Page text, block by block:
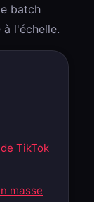
batch
l'échelle.
TikTok
masse